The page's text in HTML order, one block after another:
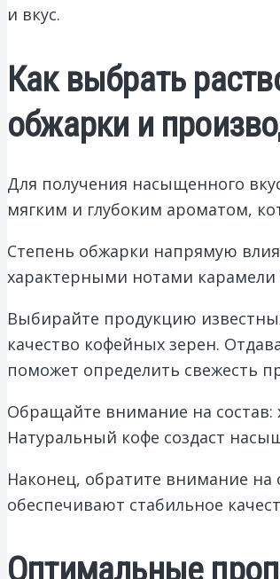
и вкус.
Как выбрать
обжарки и
Для получения насыщенного
мягким и глубоким ароматом,
Степень обжарки напрямую
характерными нотами карамели
Выбирайте продукцию
качество кофейных зерен.
поможет определить свежесть
Обращайте внимание на
Натуральный кофе создаст
Наконец, обратите внимание
обеспечивают стабильное
Оптимальные